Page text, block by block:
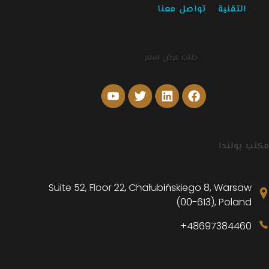
التقنية تواصل معنا
طلب عرض سعر
مكتب بولندا
Suite 52, Floor 22, Chałubińskiego 8, Warsaw
(00-613), Poland
48697384460+